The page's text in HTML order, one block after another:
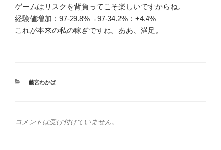
ゲームはリスクを背負ってこそ楽しいですからね。
経験値増加：97-29.8%→97-34.2%：+4.4%
これが本来の私の稼ぎですね。ああ、満足。
カ
藤宮わかば
コメントは受け付けていません。